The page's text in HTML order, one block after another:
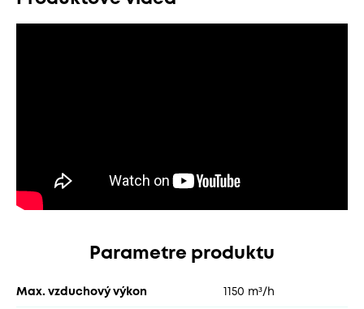
Parametre produktu
Max. vzduchový výkon 1150 m³/h